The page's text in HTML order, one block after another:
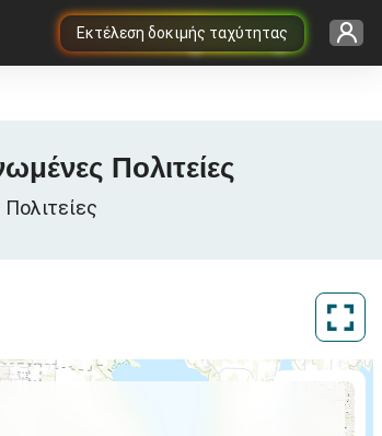
Εκτέλεση δοκιμής ταχύτητας
Πολιτείες